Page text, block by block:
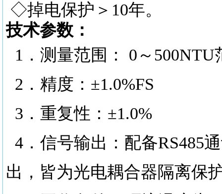
◇掉电保护＞10年。
技术参数：
1．测量范围： 0～
2．精度：±1.0%FS
3．重复性：±1.0%
4．信号输出：配备RS485
出，皆为光电耦合器隔离保